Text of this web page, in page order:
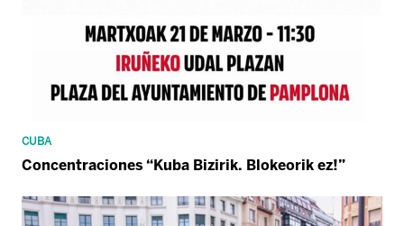
CUBA
Concentraciones “Kuba Bizirik. Blokeorik ez!”